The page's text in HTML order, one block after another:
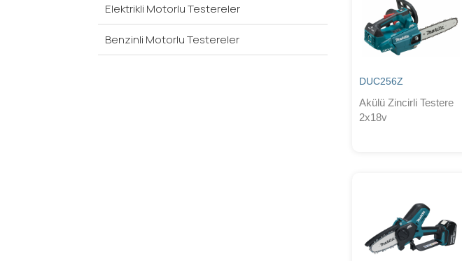
Elektrikli Motorlu Testereler
Benzinli Motorlu Testereler
DUC256Z
Akülü Zincirli Testere
2x18v